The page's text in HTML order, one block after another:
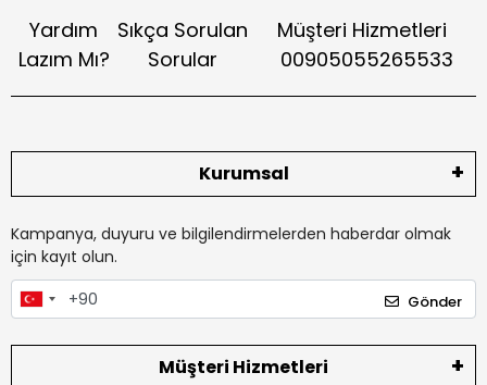
Yardım
Lazım Mı?
Sıkça Sorulan
Sorular
Müşteri Hizmetleri
00905055265533
Kurumsal
Kampanya, duyuru ve bilgilendirmelerden haberdar olmak
için kayıt olun.
Gönder
Müşteri Hizmetleri